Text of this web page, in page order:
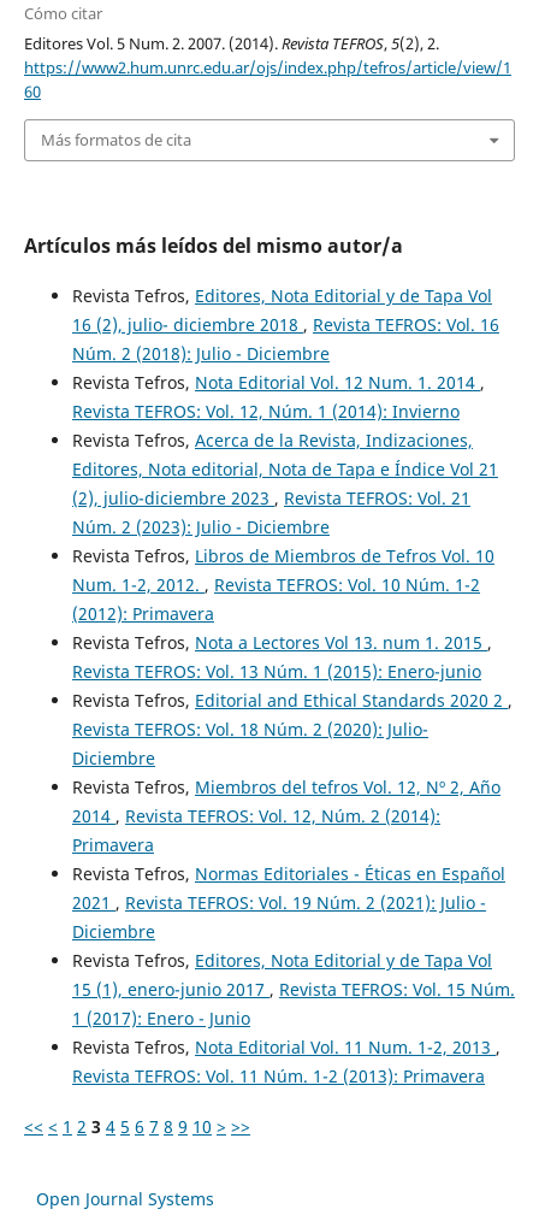
Cómo citar
Editores Vol. 5 Num. 2. 2007. (2014).Revista TEFROS,5(2), 2.
https://www2.hum.unrc.edu.ar/ojs/index.php/tefros/article/view/1
60
Más formatos de cita
Artículos más leídos del mismo autor/a
Revista Tefros, Editores, Nota Editorial y de Tapa Vol
16 (2), julio- diciembre 2018 , Revista TEFROS: Vol. 16
Núm. 2 (2018): Julio - Diciembre
Revista Tefros, Nota Editorial Vol. 12 Num. 1. 2014 ,
Revista TEFROS: Vol. 12, Núm. 1 (2014): Invierno
Revista Tefros, Acerca de la Revista, Indizaciones,
Editores, Nota editorial, Nota de Tapa e Índice Vol 21
(2), julio-diciembre 2023 , Revista TEFROS: Vol. 21
Núm. 2 (2023): Julio - Diciembre
Revista Tefros, Libros de Miembros de Tefros Vol. 10
Num. 1-2, 2012. , Revista TEFROS: Vol. 10 Núm. 1-2
(2012): Primavera
Revista Tefros, Nota a Lectores Vol 13. num 1. 2015 ,
Revista TEFROS: Vol. 13 Núm. 1 (2015): Enero-junio
Revista Tefros, Editorial and Ethical Standards 2020 2 ,
Revista TEFROS: Vol. 18 Núm. 2 (2020): Julio-
Diciembre
Revista Tefros, Miembros del tefros Vol. 12, Nº 2, Año
2014 , Revista TEFROS: Vol. 12, Núm. 2 (2014):
Primavera
Revista Tefros, Normas Editoriales - Éticas en Español
2021 , Revista TEFROS: Vol. 19 Núm. 2 (2021): Julio -
Diciembre
Revista Tefros, Editores, Nota Editorial y de Tapa Vol
15 (1), enero-junio 2017 , Revista TEFROS: Vol. 15 Núm.
1 (2017): Enero - Junio
Revista Tefros, Nota Editorial Vol. 11 Num. 1-2, 2013 ,
Revista TEFROS: Vol. 11 Núm. 1-2 (2013): Primavera
<< < 1 2 3 4 5 6 7 8 9 10 > >>
Open Journal Systems